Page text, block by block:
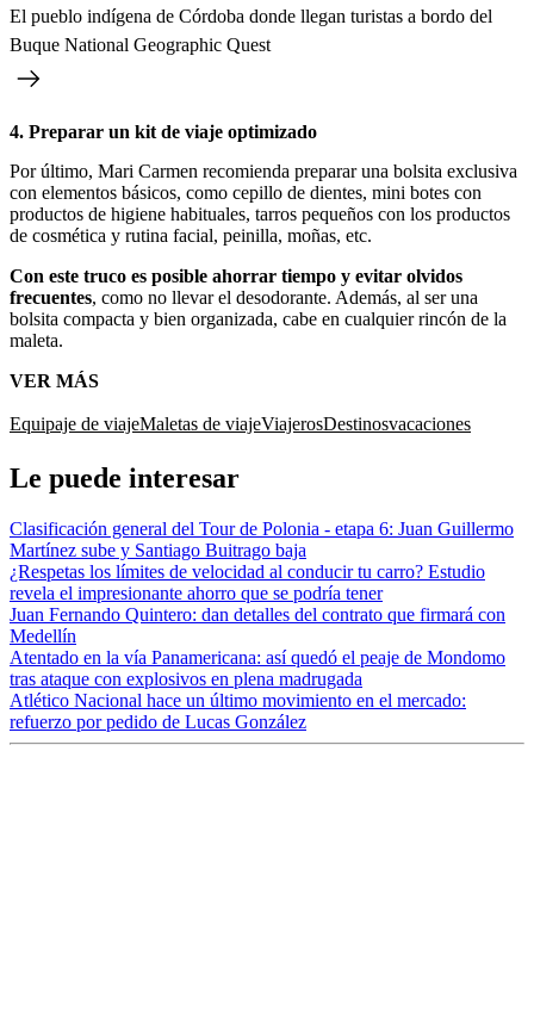
El pueblo indígena de Córdoba donde llegan turistas a bordo del
Buque National Geographic Quest
4. Preparar un kit de viaje optimizado
Por último, Mari Carmen recomienda preparar una bolsita exclusiva
con elementos básicos, como cepillo de dientes, mini botes con
productos de higiene habituales, tarros pequeños con los productos
de cosmética y rutina facial, peinilla, moñas, etc.
Con este truco es posible ahorrar tiempo y evitar olvidos
frecuentes, como no llevar el desodorante. Además, al ser una
bolsita compacta y bien organizada, cabe en cualquier rincón de la
maleta.
VER MÁS
Equipaje de viajeMaletas de viajeViajerosDestinosvacaciones
Le puede interesar
Clasificación general del Tour de Polonia - etapa 6: Juan Guillermo
Martínez sube y Santiago Buitrago baja
¿Respetas los límites de velocidad al conducir tu carro? Estudio
revela el impresionante ahorro que se podría tener
Juan Fernando Quintero: dan detalles del contrato que firmará con
Medellín
Atentado en la vía Panamericana: así quedó el peaje de Mondomo
tras ataque con explosivos en plena madrugada
Atlético Nacional hace un último movimiento en el mercado:
refuerzo por pedido de Lucas González